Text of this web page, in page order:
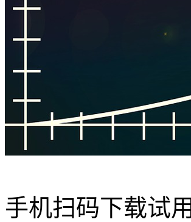
手机扫码下载试用